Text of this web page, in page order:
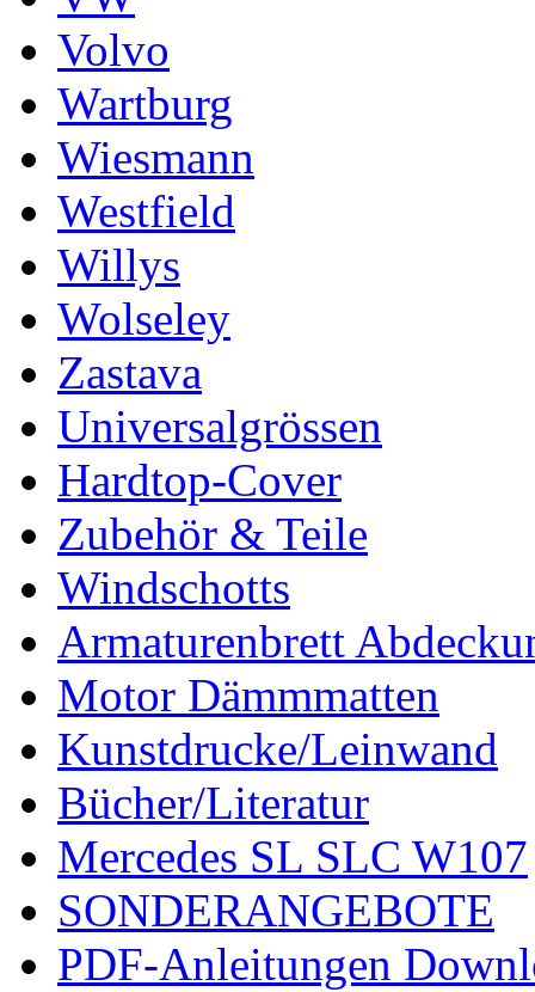
Volvo
Wartburg
Wiesmann
Westfield
Willys
Wolseley
Zastava
Universalgrössen
Hardtop-Cover
Zubehör & Teile
Windschotts
Armaturenbrett
Motor Dämmmatten
Kunstdrucke/Leinwand
Bücher/Literatur
Mercedes SL SLC W107
SONDERANGEBOTE
PDF-Anleitungen